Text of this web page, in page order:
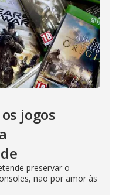
jogos
preservar o
não por amor às